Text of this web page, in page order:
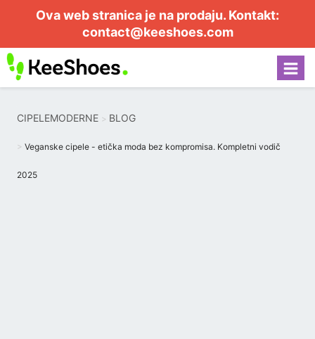
Ova web stranica je na prodaju. Kontakt:
contact@keeshoes.com
CIPELEMODERNE BLOG
Veganske cipele - etička moda bez kompromisa. Kompletni vodič
2025